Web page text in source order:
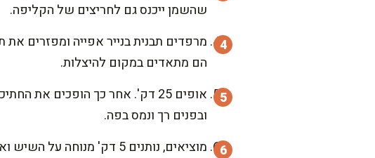
שהשמן ייכנס גם לחריצים של הקליפה.
מרפדים תבנית בנייר אפייה ומפזרים
הם מתאדים במקום להיצלות.
ובפנים רך ונמס בפה.
מוציאים, נותנים 5 דק'